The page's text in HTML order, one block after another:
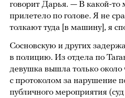
говорит Дарья. — В какой-то
прилетело по голове. Я не
толкают туда [в машину], я
Сосновскую и других
в полицию. Из отдела по
девушка вышла только около
с протоколом за нарушение
публичного мероприятия